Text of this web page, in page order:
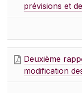
prévisions et
Deuxième
modification